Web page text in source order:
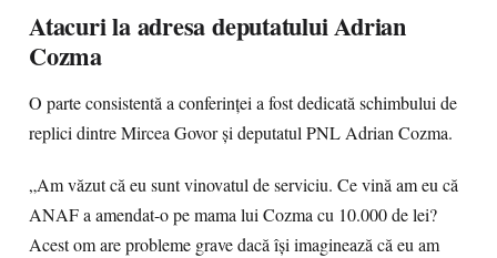
Atacuri la adresa deputatului Adrian
Cozma
O parte consistentă a conferinței a fost dedicată schimbului de
replici dintre Mircea Govor și deputatul PNL Adrian Cozma.
„Am văzut că eu sunt vinovatul de serviciu. Ce vină am eu că
ANAF a amendat-o pe mama lui Cozma cu 10.000 de lei?
Acest om are probleme grave dacă își imaginează că eu am